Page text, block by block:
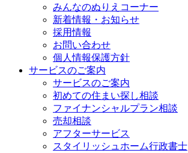
みんなのぬりえコーナー
新着情報・お知らせ
採用情報
お問い合わせ
個人情報保護方針
サービスのご案内
サービスのご案内
初めての住まい探し相談
ファイナンシャルプラン相談
売却相談
アフターサービス
スタイリッシュホーム行政書士